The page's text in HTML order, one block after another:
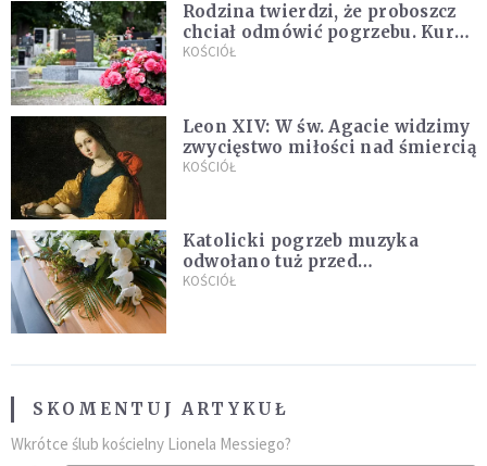
Rodzina twierdzi, że proboszcz
chciał odmówić pogrzebu. Kuria
zapowiada wyjaśnienia
KOŚCIÓŁ
Leon XIV: W św. Agacie widzimy
zwycięstwo miłości nad śmiercią
KOŚCIÓŁ
Katolicki pogrzeb muzyka
odwołano tuż przed
uroczystością. Powodem była
KOŚCIÓŁ
SKOMENTUJ ARTYKUŁ
Wkrótce ślub kościelny Lionela Messiego?